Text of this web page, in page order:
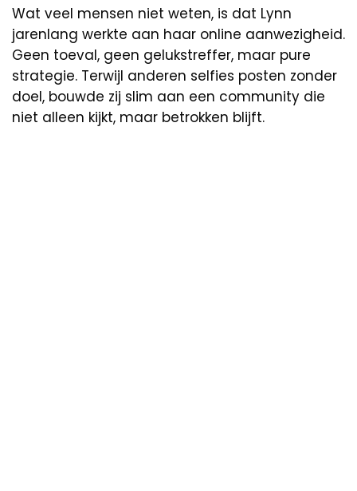
Wat veel mensen niet weten, is dat Lynn
jarenlang werkte aan haar online aanwezigheid.
Geen toeval, geen gelukstreffer, maar pure
strategie. Terwijl anderen selfies posten zonder
doel, bouwde zij slim aan een community die
niet alleen kijkt, maar betrokken blijft.